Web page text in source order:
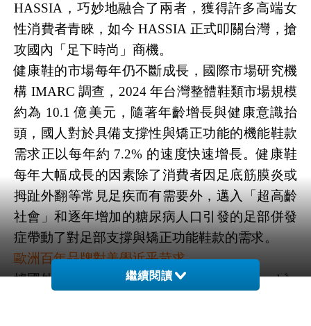
HASSIA，巧妙地融合了兩者，獲得許多高端女
性消費者青睞，如今 HASSIA 正式叩關台灣，搶
攻國內「足下時尚」商機。
健康鞋的市場每年仍不斷成長，國際市場研究機
構 IMARC 調查，2024 年台灣整體鞋類市場規模
約為 10.1 億美元，隨著年齡增長與健康意識抬
頭，國人對於具備支撐性與矯正功能的機能鞋款
需求正以每年約 7.2% 的速度快速增長。健康鞋
每年大幅成長的因素除了消費者因足底筋膜炎或
拇趾外翻等常見足疾而有需要外，邁入「超高齡
社會」和逐年增加的糖尿病人口引發的足部併發
症帶動了對足部支撐與矯正功能鞋款的需求。
歐洲百年品牌對美學近乎苛求
據國外期刊《Journal of Foot and Ankle
Research》
繼續閱讀